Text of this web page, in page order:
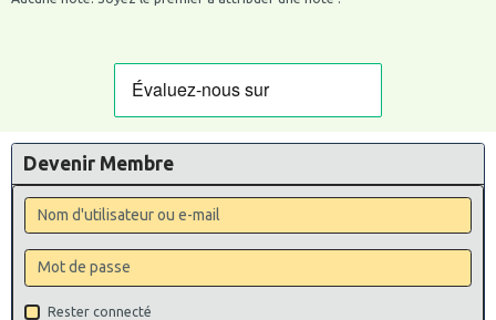
Devenir Membre
Rester connecté